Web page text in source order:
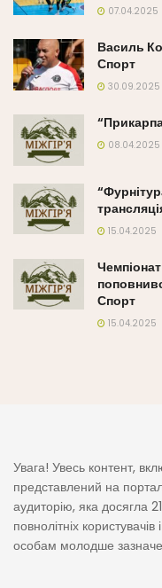
07.04.2025
Василь
Спорт
30.09.2025
08.04.2025
15.04.2025
Спорт
15.04.2025
Увага! Увесь контент,
представлений на
аудиторію, яка досягла
повнолітніх
особам молодше